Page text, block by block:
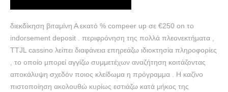
διεκδίκηση βιταμίνη Α εκατό % compeer up σε €250 on το
indorsement deposit . περιφρόνηση της πολλά πλεονεκτήματα ,
TTJL cassino λείπει διαφάνεια επηρεάζω ιδιοκτησία πληροφορίες
, το οποίο μπορεί αγγίζω συμμετέχων αναζήτηση κοιτάζοντας
αποκάλυψη σχεδόν ποιος κλείδωμα η πρόγραμμα . Η καζίνο
πιστοποίηση ακολουθώ κυρίως εστιάζω κατά μήκος της